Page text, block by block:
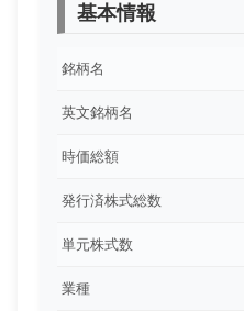
基本情報
銘柄名
英文銘柄名
時価総額
発行済株式総数
単元株式数
業種